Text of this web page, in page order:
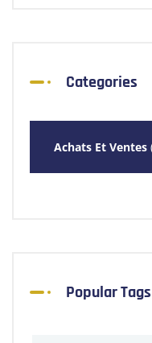
Categories
Achats Et Ventes
Popular Tags